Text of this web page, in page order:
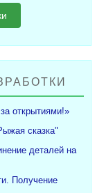
открытиями!»
сказка"
деталей на
Получение